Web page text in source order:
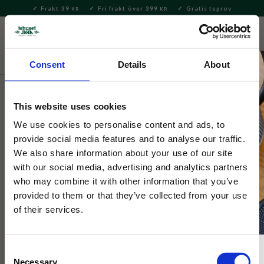
Consent Details About
This website uses cookies
We use cookies to personalise content and ads, to
provide social media features and to analyse our traffic.
We also share information about your use of our site
with our social media, advertising and analytics partners
who may combine it with other information that you’ve
provided to them or that they’ve collected from your use
of their services.
Necessary
Meny
Frakt 39 KR Fri frakt över 399 KR Gratis teprov
Servering & Dukning
Moomin Arabia
Muminmugg 0,4L ABC O
Muminmugg O från ABC-kollektionen med Mumintollet. På
baksidan av koppen finns en bild av Hemulen.